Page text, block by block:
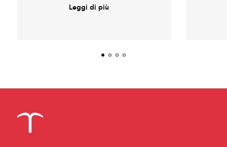
Leggi di più